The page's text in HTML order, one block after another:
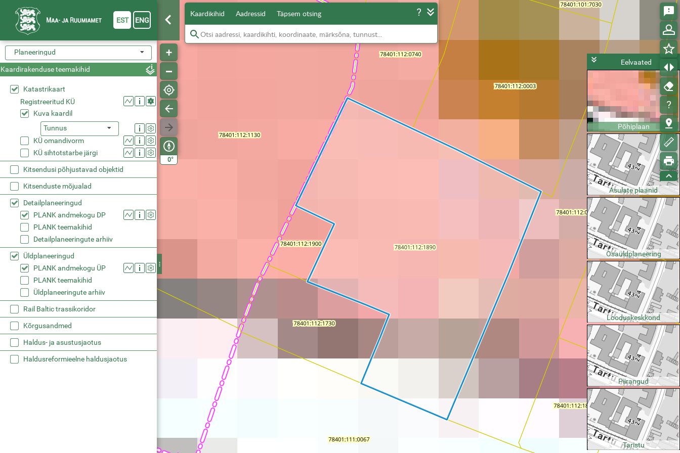
0°
Kaardikihid Aadressid Täpsem otsing
Eelvaated
Põhiplaan
Asulate plaanid
Osaüldplaneering
Looduskeskkond
Piirangud
Taristu
Planeeringud
Kaardirakenduse teemakihid
Katastrikaart
Registreeritud KÜ
Kuva kaardil
Tunnus
KÜ omandivorm
KÜ sihtotstarbe järgi
Kitsendusi põhjustavad objektid
Kitsenduste mõjualad
Detailplaneeringud
PLANK andmekogu DP
PLANK teemakihid
Detailplaneeringute arhiiv
Üldplaneeringud
PLANK andmekogu ÜP
PLANK teemakihid
Üldplaneeringute arhiiv
Rail Baltic trassikoridor
Kõrgusandmed
Haldus- ja asustusjaotus
Haldusreformieelne haldusjaotus
EST ENG